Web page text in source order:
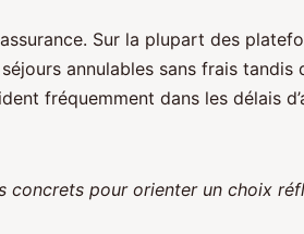
Sur la plupart des
annulables sans frais
fréquemment dans les délais
concrets pour orienter un choix